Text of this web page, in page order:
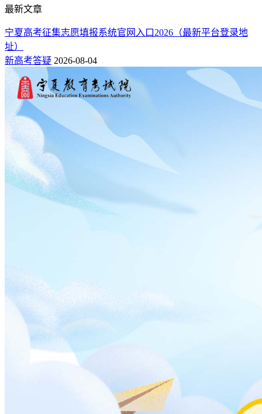
最新文章
宁夏高考征集志愿填报系统官网入口2026（最新平台登录地
址）
新高考答疑 2026-08-04